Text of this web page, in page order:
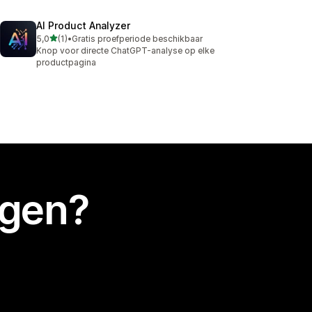
AI Product Analyzer
5,0van 5 sterren
(1)
1 recensies in totaal
•Gratis proefperiode beschikbaar
Knop voor directe ChatGPT-analyse op elke
productpagina